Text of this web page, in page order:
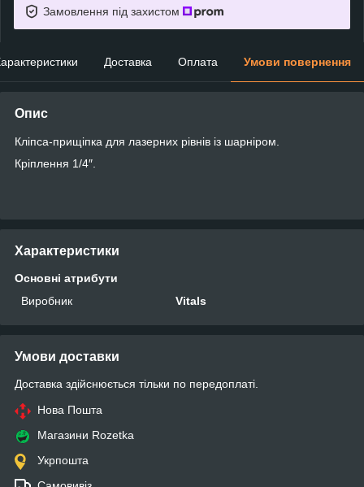
Замовлення під захистом
Доставка Оплата Умови повернення
Опис
Кліпса-прищіпка для лазерних рівнів із шарніром.
Кріплення 1/4″.
Характеристики
Основні атрибути
Виробник
Vitals
Умови доставки
Доставка здійснюється тільки по передоплаті.
Нова Пошта
Магазини Rozetka
Укрпошта